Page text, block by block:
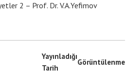
2 – Prof. Dr. V.A.Yefimov
Yayınladığı
Tarih
Görüntülenme